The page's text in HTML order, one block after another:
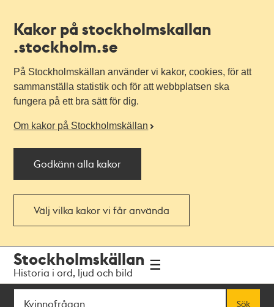
Kakor på stockholmskallan
.stockholm.se
På Stockholmskällan använder vi kakor, cookies, för att
sammanställa statistik och för att webbplatsen ska
fungera på ett bra sätt för dig.
Om kakor på Stockholmskällan
Godkänn alla kakor
Välj vilka kakor vi får använda
navigationen
huvudinnehållet
Stockholmskällan
Historia i ord, ljud och bild
Sök
Sök